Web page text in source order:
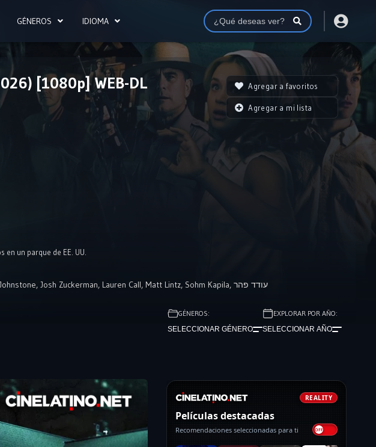
GÉNEROS IDIOMA
[1080p] WEB-DL
un parque de EE. UU.
, Josh Zuckerman, Lauren Call, Matt Lintz, Sohm Kapila, עודד פהר
Agregar a favoritos
Agregar a mi lista
GÉNEROS:
SELECCIONAR GÉNERO
EXPLORAR POR AÑO:
SELECCIONAR AÑO
REALITY
Películas destacadas
Recomendaciones seleccionadas para ti